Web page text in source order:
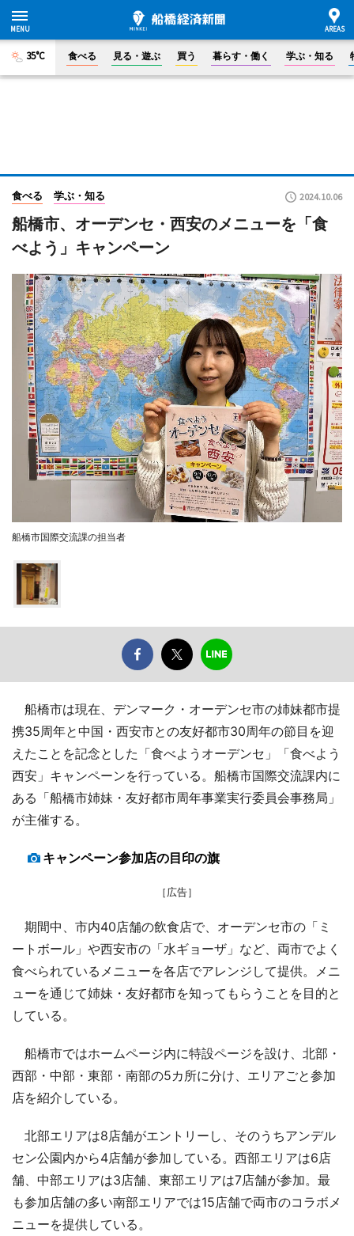
35°C 食べる 見る・遊ぶ 買う 暮らす・働く 学ぶ・知る
食べる 学ぶ・知る 2024.10.06
船橋市、オーデンセ・西安のメニューを「食
べよう」キャンペーン
船橋市国際交流課の担当者
船橋市は現在、デンマーク・オーデンセ市の姉妹都市提
携35周年と中国・西安市との友好都市30周年の節目を迎
えたことを記念とした「食べようオーデンセ」「食べよう
西安」キャンペーンを行っている。船橋市国際交流課内に
ある「船橋市姉妹・友好都市周年事業実行委員会事務局」
が主催する。
キャンペーン参加店の目印の旗
［広告］
期間中、市内40店舗の飲食店で、オーデンセ市の「ミ
ートボール」や西安市の「水ギョーザ」など、両市でよく
食べられているメニューを各店でアレンジして提供。メニ
ューを通じて姉妹・友好都市を知ってもらうことを目的と
している。
船橋市ではホームページ内に特設ページを設け、北部・
西部・中部・東部・南部の5カ所に分け、エリアごと参加
店を紹介している。
北部エリアは8店舗がエントリーし、そのうちアンデル
セン公園内から4店舗が参加している。西部エリアは6店
舗、中部エリアは3店舗、東部エリアは7店舗が参加。最
も参加店舗の多い南部エリアでは15店舗で両市のコラボメ
ニューを提供している。